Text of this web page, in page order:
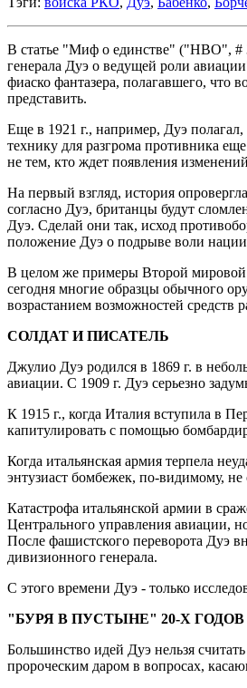
В статье "Миф о единстве" ("НВО", #
генерала Дуэ о ведущей роли
фиаско фантазера, полагавшего,
представить.
Еще в 1921 г., например, Дуэ
технику для разгрома противника
не тем, кто ждет появления
На первый взгляд, история
согласно Дуэ, британцы будут
Дуэ. Сделай они так, исход
положение Дуэ о подрыве воли
В целом же примеры Второй мировой
сегодня многие образцы обычного
возрастанием возможностей средств
СОЛДАТ И ПИСАТЕЛЬ
Джулио Дуэ родился в 1869 г. в
авиации. С 1909 г. Дуэ серьезно
К 1915 г., когда Италия вступила в
капитулировать с помощью
Когда итальянская армия терпела
энтузиаст бомбежек, по-видимому,
Катастрофа итальянской армии в
Центрального управления авиации,
После фашистского переворота Дуэ
дивизионного генерала.
С этого времени Дуэ - только
"БУРЯ В ПУСТЫНЕ" 20-Х ГОДОВ
Большинство идей Дуэ нельзя
пророческим даром в вопросах,